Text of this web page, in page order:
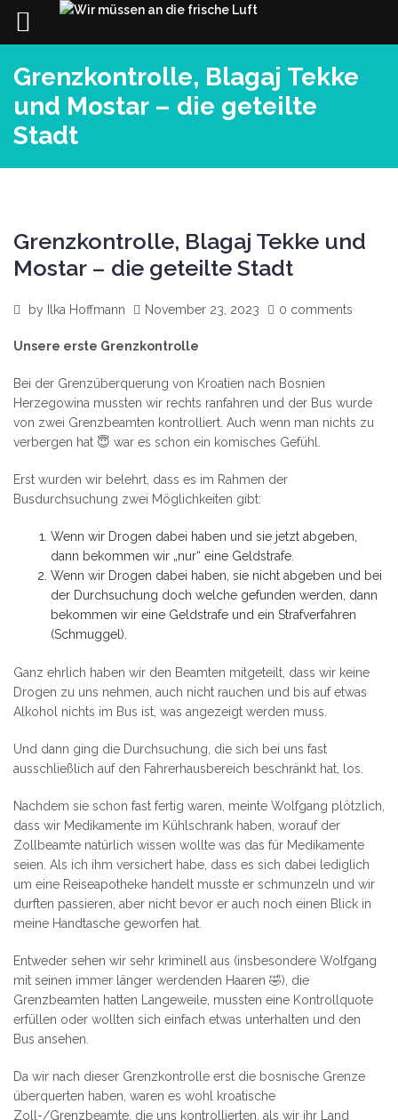
Grenzkontrolle, Blagaj Tekke
und Mostar – die geteilte
Stadt
Grenzkontrolle, Blagaj Tekke und
Mostar – die geteilte Stadt
by Ilka Hoffmann November 23, 2023 0 comments
Unsere erste Grenzkontrolle
Bei der Grenzüberquerung von Kroatien nach Bosnien
Herzegowina mussten wir rechts ranfahren und der Bus wurde
von zwei Grenzbeamten kontrolliert. Auch wenn man nichts zu
verbergen hat 😇 war es schon ein komisches Gefühl.
Erst wurden wir belehrt, dass es im Rahmen der
Busdurchsuchung zwei Möglichkeiten gibt:
Wenn wir Drogen dabei haben und sie jetzt abgeben,
dann bekommen wir „nur“ eine Geldstrafe.
Wenn wir Drogen dabei haben, sie nicht abgeben und bei
der Durchsuchung doch welche gefunden werden, dann
bekommen wir eine Geldstrafe und ein Strafverfahren
(Schmuggel).
Ganz ehrlich haben wir den Beamten mitgeteilt, dass wir keine
Drogen zu uns nehmen, auch nicht rauchen und bis auf etwas
Alkohol nichts im Bus ist, was angezeigt werden muss.
Und dann ging die Durchsuchung, die sich bei uns fast
ausschließlich auf den Fahrerhausbereich beschränkt hat, los.
Nachdem sie schon fast fertig waren, meinte Wolfgang plötzlich,
dass wir Medikamente im Kühlschrank haben, worauf der
Zollbeamte natürlich wissen wollte was das für Medikamente
seien. Als ich ihm versichert habe, dass es sich dabei lediglich
um eine Reiseapotheke handelt musste er schmunzeln und wir
durften passieren, aber nicht bevor er auch noch einen Blick in
meine Handtasche geworfen hat.
Entweder sehen wir sehr kriminell aus (insbesondere Wolfgang
mit seinen immer länger werdenden Haaren 🤣), die
Grenzbeamten hatten Langeweile, mussten eine Kontrollquote
erfüllen oder wollten sich einfach etwas unterhalten und den
Bus ansehen.
Da wir nach dieser Grenzkontrolle erst die bosnische Grenze
überquerten haben, waren es wohl kroatische
Zoll-/Grenzbeamte, die uns kontrollierten, als wir ihr Land